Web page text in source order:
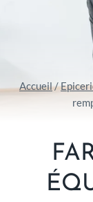
Accueil/